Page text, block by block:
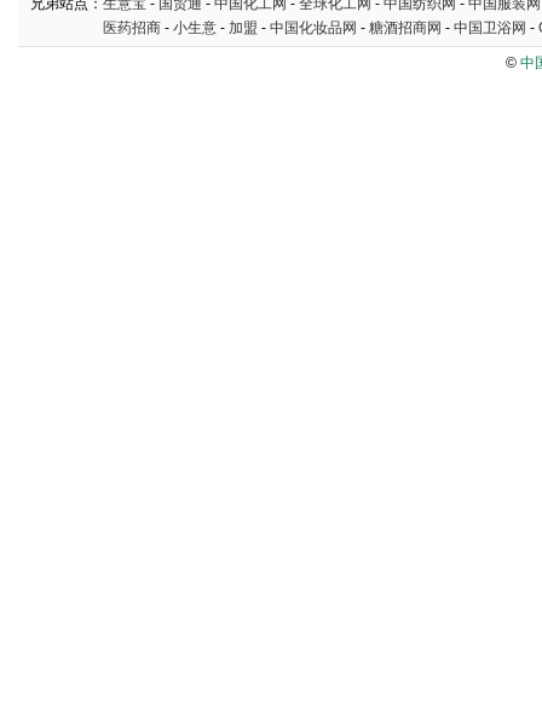
兄弟站点： 生意宝 - 国贸通 - 中国化工网 - 全球化工网 - 中国纺织网 - 中国服装网
医药招商 - 小生意 - 加盟 - 中国化妆品网 - 糖酒招商网 - 中国卫浴网 -
© 中